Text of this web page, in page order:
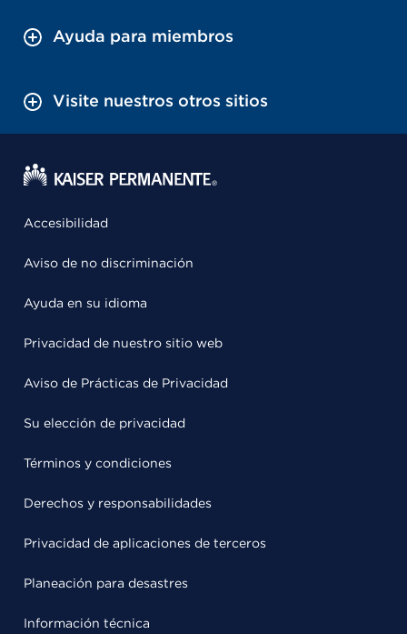
Ayuda para miembros
Visite nuestros otros sitios
Accesibilidad
Aviso de no discriminación
Ayuda en su idioma
Privacidad de nuestro sitio web
Aviso de Prácticas de Privacidad
Su elección de privacidad
Términos y condiciones
Derechos y responsabilidades
Privacidad de aplicaciones de terceros
Planeación para desastres
Información técnica